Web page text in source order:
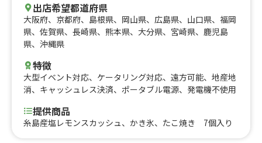
出店希望都道府県
大阪府、 京都府、 島根県、 岡山県、 広島県、 山口県、 福岡
県、 佐賀県、 長崎県、 熊本県、 大分県、 宮崎県、 鹿児島
県、 沖縄県
特徴
大型イベント対応、 ケータリング対応、 遠方可能、 地産地
消、 キャッシュレス決済、 ポータブル電源、 発電機不使用
提供商品
糸島産塩レモンスカッシュ、かき氷、たこ焼き 7個入り